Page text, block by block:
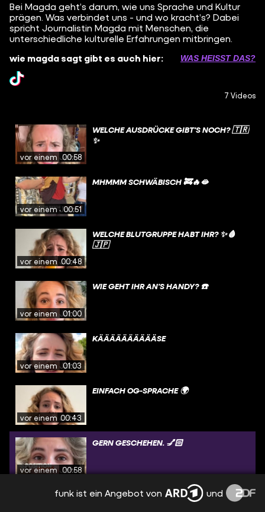
Bei Magda geht’s darum, wie uns Sprache und Kultur
prägen. Was verbindet uns - und wo kracht’s? Dabei
spricht Journalistin Magda mit Menschen, die
unterschiedliche kulturelle Erfahrungen mitbringen.
wie magda sagt gibt es auch hier:
WAS HEISST DAS?
7 Videos
vor einem Jahr
00:58
WELCHE AUSDRÜCKE GIBT'S NOCH? 🇹🇷
✨
vor einem Jahr
00:51
MHMMM SCHWÄBISCH 🚒🔥🫦
vor einem Jahr
00:48
WELCHE BLUTGRUPPE HABT IHR? ✨🩸
🇯🇵
vor einem Jahr
01:00
WIE GEHT IHR AN'S HANDY? ☎️
vor einem Jahr
01:03
KÄÄÄÄÄÄÄÄÄÄSE
vor einem Jahr
00:43
EINFACH OG-SPRACHE 🌍
vor einem Jahr
00:58
GERN GESCHEHEN. 💅🏻
funk ist ein Angebot von und